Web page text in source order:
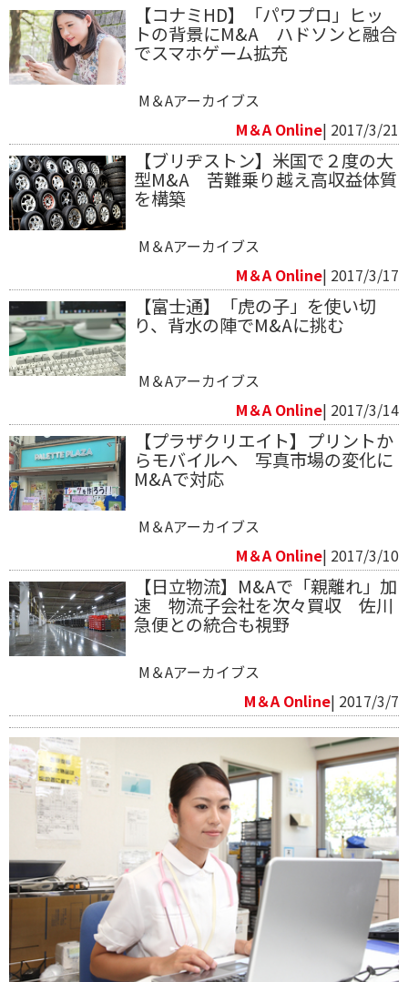
【コナミHD】「パワプロ」ヒッ
トの背景にM&A ハドソンと融合
でスマホゲーム拡充
M＆Aアーカイブス
M＆A Online| 2017/3/21
【ブリヂストン】米国で２度の大
型M&A 苦難乗り越え高収益体質
を構築
M＆Aアーカイブス
M＆A Online| 2017/3/17
【富士通】「虎の子」を使い切
り、背水の陣でM&Aに挑む
M＆Aアーカイブス
M＆A Online| 2017/3/14
【プラザクリエイト】プリントか
らモバイルへ 写真市場の変化に
M&Aで対応
M＆Aアーカイブス
M＆A Online| 2017/3/10
【日立物流】M&Aで「親離れ」加
速 物流子会社を次々買収 佐川
急便との統合も視野
M＆Aアーカイブス
M＆A Online| 2017/3/7